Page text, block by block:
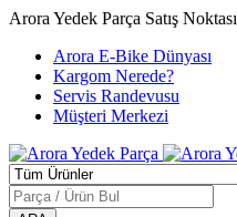
Arora Yedek Parça Satış Noktası
Arora E-Bike Dünyası
Kargom Nerede?
Servis Randevusu
Müşteri Merkezi